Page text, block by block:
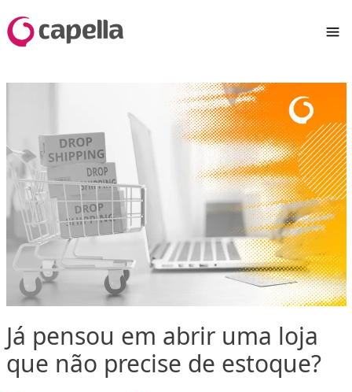
Já pensou em abrir uma loja
que não precise de estoque?